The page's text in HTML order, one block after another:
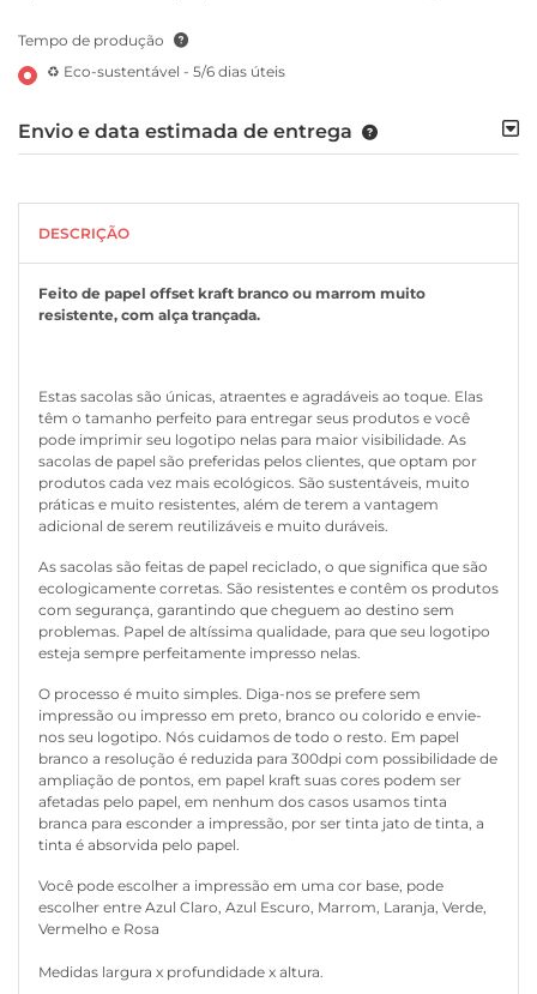
Tempo de produção
♻ Eco-sustentável - 5/6 dias úteis
Envio e data estimada de entrega
DESCRIÇÃO
Feito de papel offset kraft branco ou marrom muito
resistente, com alça trançada.
Estas sacolas são únicas, atraentes e agradáveis ao toque. Elas
têm o tamanho perfeito para entregar seus produtos e você
pode imprimir seu logotipo nelas para maior visibilidade. As
sacolas de papel são preferidas pelos clientes, que optam por
produtos cada vez mais ecológicos. São sustentáveis, muito
práticas e muito resistentes, além de terem a vantagem
adicional de serem reutilizáveis e muito duráveis.
As sacolas são feitas de papel reciclado, o que significa que são
ecologicamente corretas. São resistentes e contêm os produtos
com segurança, garantindo que cheguem ao destino sem
problemas. Papel de altíssima qualidade, para que seu logotipo
esteja sempre perfeitamente impresso nelas.
O processo é muito simples. Diga-nos se prefere sem
impressão ou impresso em preto, branco ou colorido e envie-
nos seu logotipo. Nós cuidamos de todo o resto. Em papel
branco a resolução é reduzida para 300dpi com possibilidade de
ampliação de pontos, em papel kraft suas cores podem ser
afetadas pelo papel, em nenhum dos casos usamos tinta
branca para esconder a impressão, por ser tinta jato de tinta, a
tinta é absorvida pelo papel.
Você pode escolher a impressão em uma cor base, pode
escolher entre Azul Claro, Azul Escuro, Marrom, Laranja, Verde,
Vermelho e Rosa
Medidas largura x profundidade x altura.